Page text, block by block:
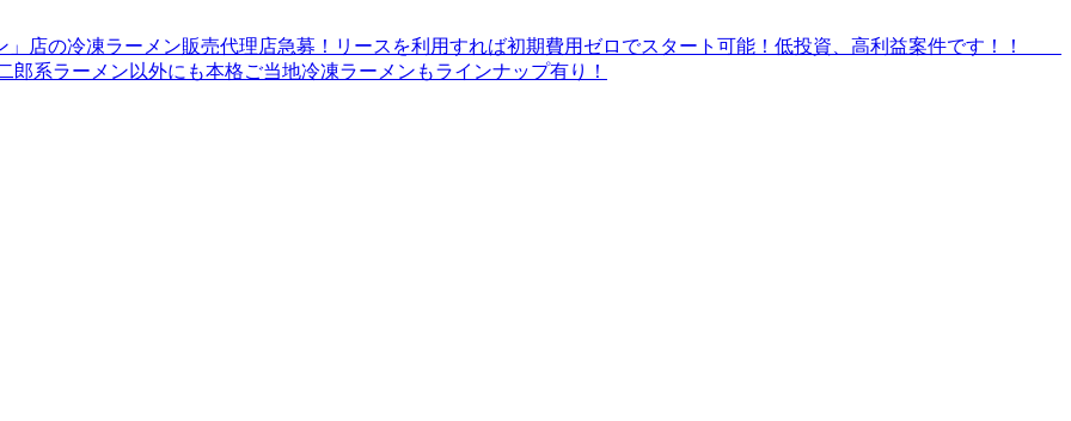
」店の冷凍ラーメン販売代理店急募！リースを利用すれば初期費用ゼロでスタート可能！低投資、高利益案件です！！
系ラーメン以外にも本格ご当地冷凍ラーメンもラインナップ有り！